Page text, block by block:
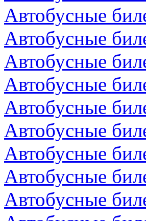
Автобусные
Автобусные
Автобусные
Автобусные
Автобусные
Автобусные
Автобусные
Автобусные
Автобусные